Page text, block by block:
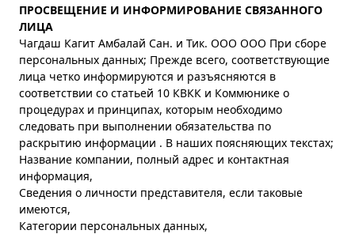
ПРОСВЕЩЕНИЕ И ИНФОРМИРОВАНИЕ СВЯЗАННОГО
ЛИЦА
Чагдаш Кагит Амбалай Сан. и Тик. ООО ООО При сборе
персональных данных; Прежде всего, соответствующие
лица четко информируются и разъясняются в
соответствии со статьей 10 КВКК и Коммюнике о
процедурах и принципах, которым необходимо
следовать при выполнении обязательства по
раскрытию информации . В наших поясняющих текстах;
Название компании, полный адрес и контактная
информация,
Сведения о личности представителя, если таковые
имеются,
Категории персональных данных,